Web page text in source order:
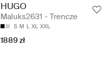
HUGO
Maluks2631 - Trencze
S M L XL XXL
1889 zł